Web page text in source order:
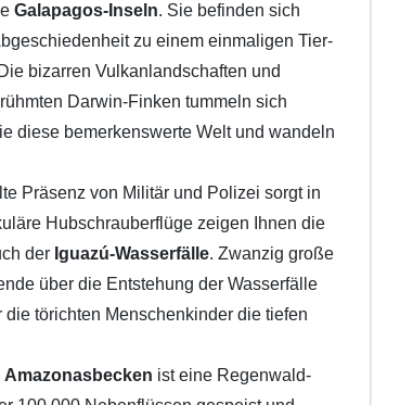
Galapagos-Inseln. Sie befinden sich
zu einem einmaligen Tier-
bizarren Vulkanlandschaften und
Darwin-Finken tummeln sich
diese bemerkenswerte Welt und wandeln
Präsenz von Militär und Polizei sorgt in
Hubschrauberflüge zeigen Ihnen die
der Iguazú-Wasserfälle. Zwanzig große
über die Entstehung der Wasserfälle
törichten Menschenkinder die tiefen
Amazonasbecken ist eine Regenwald-